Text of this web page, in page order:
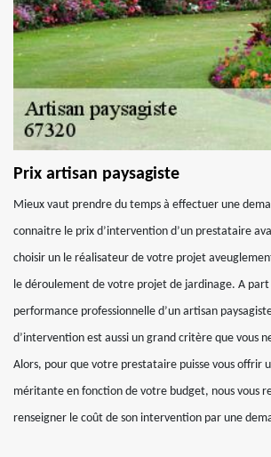
Prix artisan paysagiste
Mieux vaut prendre du temps à effectuer une
connaitre le prix d’intervention d’un prestataire
choisir un le réalisateur de votre projet
le déroulement de votre projet de jardinage. A part
performance professionnelle d’un artisan
d’intervention est aussi un grand critère que vous
Alors, pour que votre prestataire puisse vous offrir
méritante en fonction de votre budget, nous vous
renseigner le coût de son intervention par une